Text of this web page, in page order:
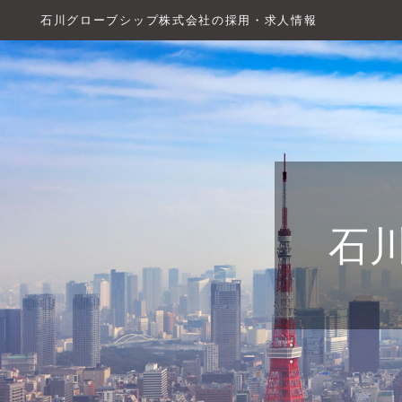
石川グローブシップ株式会社の採用・求人情報
石